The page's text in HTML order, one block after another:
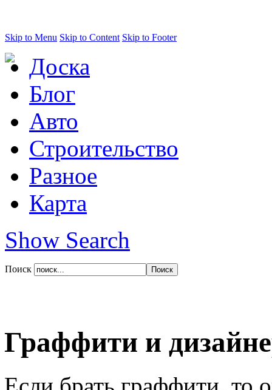
Skip to Menu Skip to Content Skip to Footer
Доска
Блог
Авто
Строительство
Разное
Карта
Show Search
Поиск
Граффити и